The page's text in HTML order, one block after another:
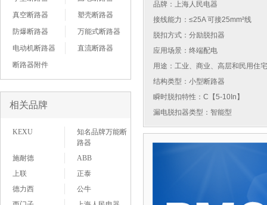
真空断路器
塑壳断路器
防爆断路器
万能式断路器
电动机断路器
直流断路器
断路器附件
相关品牌
KEXU
知名品牌万能断
路器
施耐德
ABB
上联
正泰
德力西
公牛
品牌： 上海人民电器
接线能力：≤25A 可接25mm²线
脱扣方式：分励脱扣器
应用场景：终端配电
用途：工业、商业、高层和民用住
结构类型：小型断路器
瞬时脱扣特性：C【5-10In】
漏电脱扣器类型：智能型